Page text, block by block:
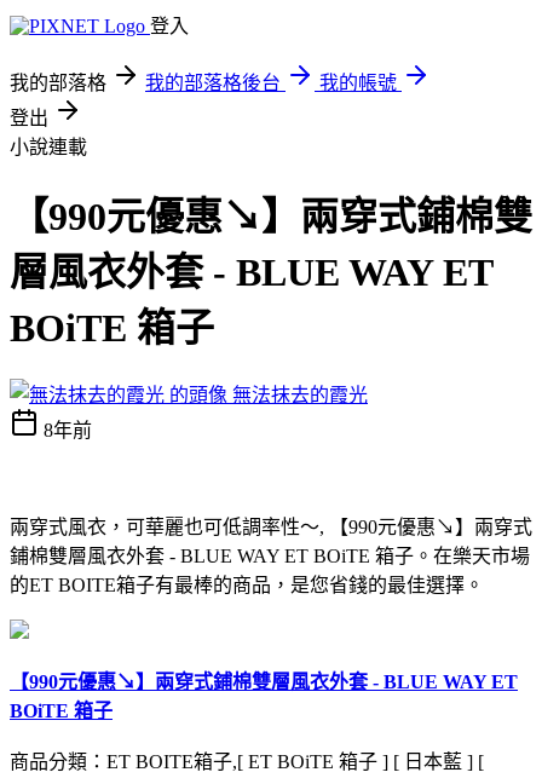
登入
我的部落格 我的部落格後台
我的帳號
登出
小說連載
【990元優惠↘】兩穿式鋪棉雙
層風衣外套 - BLUE WAY ET
BOiTE 箱子
無法抹去的霞光
8年前
兩穿式風衣，可華麗也可低調率性～, 【990元優惠↘】兩穿式
鋪棉雙層風衣外套 - BLUE WAY ET BOiTE 箱子。在樂天市場
的ET BOITE箱子有最棒的商品，是您省錢的最佳選擇。
【990元優惠↘】兩穿式鋪棉雙層風衣外套 - BLUE WAY ET
BOiTE 箱子
商品分類：ET BOITE箱子,[ ET BOiTE 箱子 ] [ 日本藍 ] [